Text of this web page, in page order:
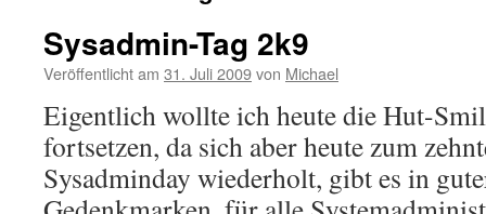
Sysadmin-Tag 2k9
Veröffentlicht am 31. Juli 2009von Michael
Eigentlich wollte ich heute die Hut-
fortsetzen, da sich aber heute zum
Sysadminday wiederholt, gibt es in